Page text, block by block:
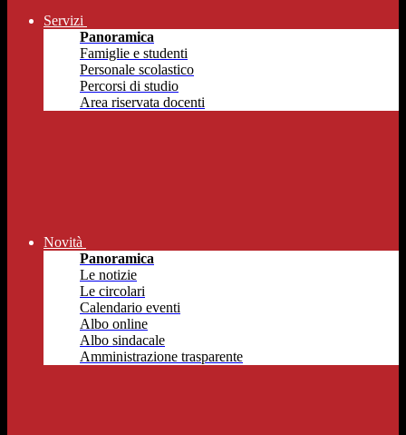
Servizi
Panoramica
Famiglie e studenti
Personale scolastico
Percorsi di studio
Area riservata docenti
Novità
Panoramica
Le notizie
Le circolari
Calendario eventi
Albo online
Albo sindacale
Amministrazione trasparente